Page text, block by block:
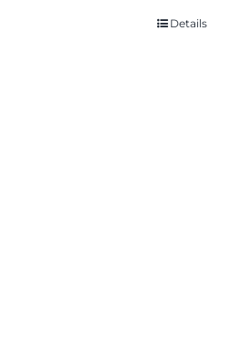
Details